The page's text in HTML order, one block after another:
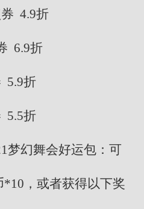
4.9折
6.9折
5.9折
5.5折
梦幻舞会好运包：可
*10，或者获得以下奖